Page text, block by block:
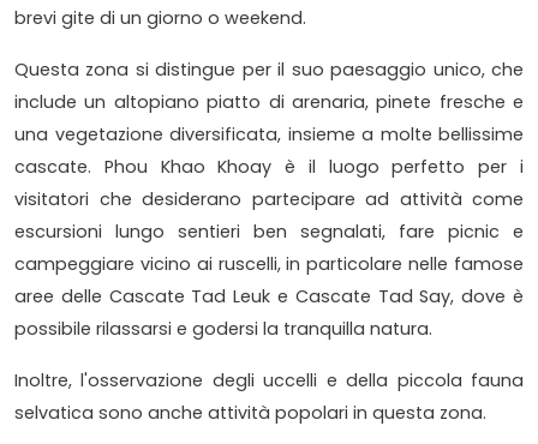
brevi gite di un giorno o weekend.
Questa zona si distingue per il suo paesaggio unico, che
include un altopiano piatto di arenaria, pinete fresche e
una vegetazione diversificata, insieme a molte bellissime
cascate. Phou Khao Khoay è il luogo perfetto per i
visitatori che desiderano partecipare ad attività come
escursioni lungo sentieri ben segnalati, fare picnic e
campeggiare vicino ai ruscelli, in particolare nelle famose
aree delle Cascate Tad Leuk e Cascate Tad Say, dove è
possibile rilassarsi e godersi la tranquilla natura.
Inoltre, l'osservazione degli uccelli e della piccola fauna
selvatica sono anche attività popolari in questa zona.